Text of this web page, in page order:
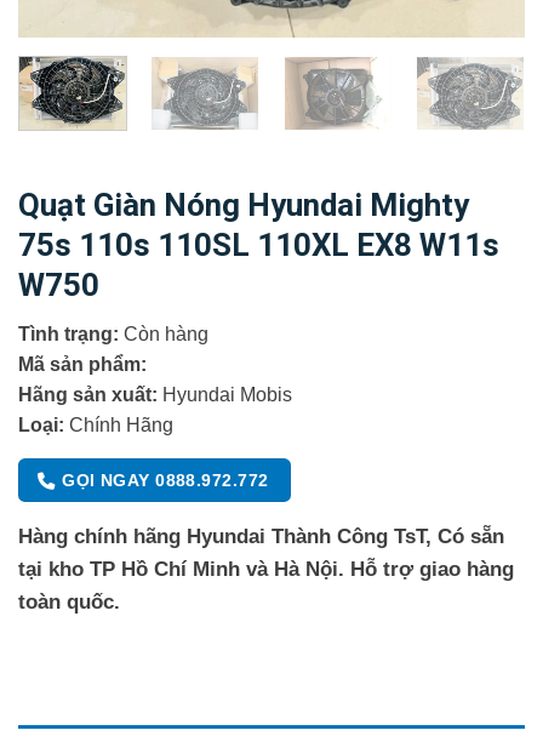
Quạt Giàn Nóng Hyundai Mighty
75s 110s 110SL 110XL EX8 W11s
W750
Tình trạng: Còn hàng
Mã sản phẩm:
Hãng sản xuất: Hyundai Mobis
Loại: Chính Hãng
GỌI NGAY 0888.972.772
Hàng chính hãng Hyundai Thành Công TsT, Có sẵn
tại kho TP Hồ Chí Minh và Hà Nội. Hỗ trợ giao hàng
toàn quốc.